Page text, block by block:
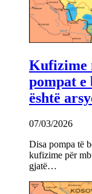
Kufizime
pompat e
është
07/03/2026
Disa pompa të
kufizime për
gjatë…